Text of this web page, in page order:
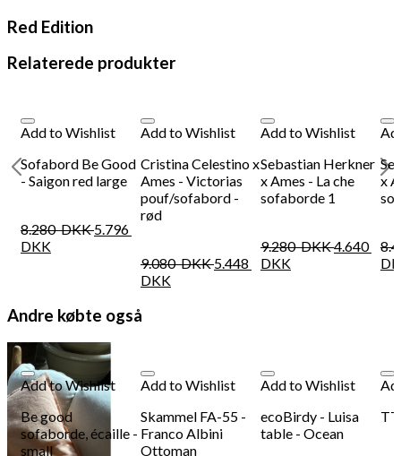
Red Edition
Relaterede produkter
Add to Wishlist
Sofabord Be Good
- Saigon red large
8.280DKK 5.796
DKK
Add to Wishlist
Cristina Celestino x
Ames - Victorias
pouf/sofabord -
rød
9.080DKK 5.448
DKK
Add to Wishlist
Sebastian Herkner
x Ames - La che
sofaborde 1
9.280DKK4.640
DKK
x
Andre købte også
Add to Wishlist
Be good
sofaborde, écaille -
small
Add to Wishlist
Skammel FA-55 -
Franco Albini
Ottoman
Add to Wishlist
ecoBirdy - Luisa
table - Ocean